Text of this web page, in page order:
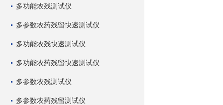
多功能农残测试仪
多参数农药残留快速测试仪
多功能农残快速测试仪
多功能农药残留快速测试仪
多参数农残测试仪
多参数农药残留测试仪